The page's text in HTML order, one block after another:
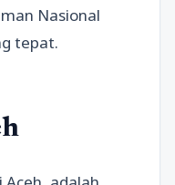
Nasional
tepat.